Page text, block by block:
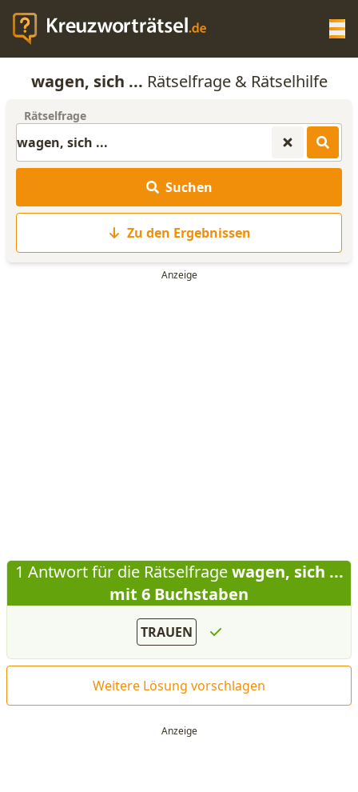
KREUZWORTRÄTSEL-HILFE
ANAGRAMM-GENERATOR
wagen, sich ... Rätselfrage & Rätselhilfe
Rätselfrage
Suchen
Zu den Ergebnissen
1 Antwort für die Rätselfragewagen, sich ...
mit 6 Buchstaben
TRAUEN
Weitere Lösung vorschlagen